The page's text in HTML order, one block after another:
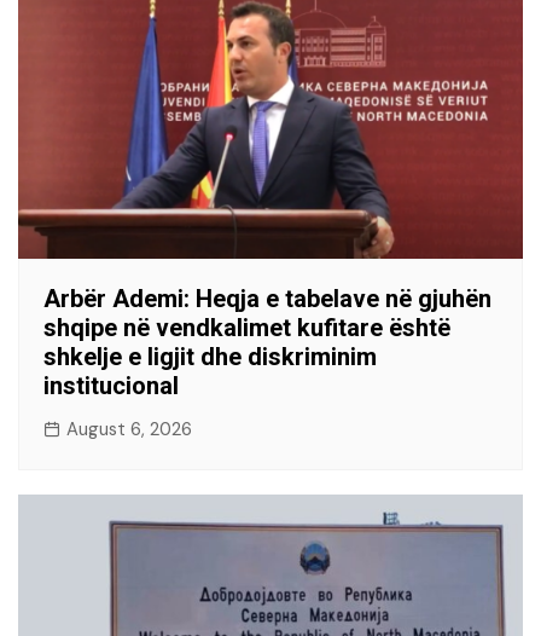
Arbër Ademi: Heqja e tabelave në gjuhën
shqipe në vendkalimet kufitare është
shkelje e ligjit dhe diskriminim
institucional
August 6, 2026